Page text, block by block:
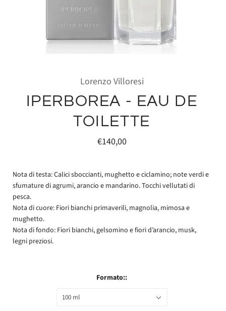
Lorenzo Villoresi
IPERBOREA - EAU DE
TOILETTE
€140,00
Nota di testa: Calici sboccianti, mughetto e ciclamino; note verdi e
sfumature di agrumi, arancio e mandarino. Tocchi vellutati di
pesca.
Nota di cuore: Fiori bianchi primaverili, magnolia, mimosa e
mughetto.
Nota di fondo: Fiori bianchi, gelsomino e fiori d’arancio, musk,
legni preziosi.
Formato::
100 ml